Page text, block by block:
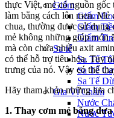
Giấm
Giấm
Giấm
Giấm
Sa tế
Sa Tế
Sa Tế
Sa Tế
Gia Vị Chấm
Nước
Nước
thực Việt, mẻ có nguồn
làm bằng cách lên men.
chua, thường được sử dụng
mẻ không những giúp món
mà còn chứa nhiều axit
có thể hỗ trợ tiêu hóa. Tuy
trưng của nó. Vậy có thể
Hãy tham khảo những lựa
1. Thay cơm mẻ bằng dưa